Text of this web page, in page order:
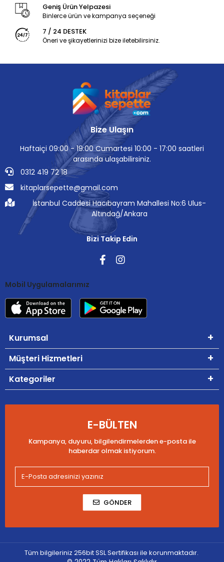
Geniş Ürün Yelpazesi
Binlerce ürün ve kampanya seçeneği
7 / 24 DESTEK
Öneri ve şikayetlerinizi bize iletebilirsiniz.
Bize Ulaşın
Haftaiçi 09:00 - 19:00 Cumartesi 10:00 - 17:00 saatleri
arasında ulaşabilirsiniz.
0312 419 72 18
kitaplarsepette@gmail.com
İstanbul Caddesi Hacıbayram Mahallesi No:6 Ulus-
Altındağ/Ankara
Bizi Takip Edin
Mobil Uygulamalarımız
Kurumsal
Müşteri Hizmetleri
Kategoriler
E-BÜLTEN
Kampanya, duyuru, bilgilendirmelerden e-posta ile
haberdar olmak istiyorum.
GÖNDER
Tüm bilgileriniz 256bit SSL Sertifikası ile korunmaktadır.